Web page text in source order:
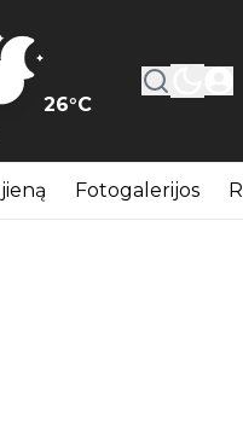
26°C
Fotogalerijos